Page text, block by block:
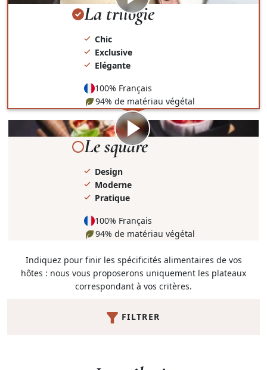
la
La trilogie
Chic
Exclusive
Elégante
100% Français
94% de matériau végétal
Visionner
la
Le square
Design
Moderne
Pratique
100% Français
94% de matériau végétal
Indiquez pour finir les spécificités alimentaires de vos
hôtes : nous vous proposerons uniquement les plateaux
correspondant à vos critères.
FILTRER